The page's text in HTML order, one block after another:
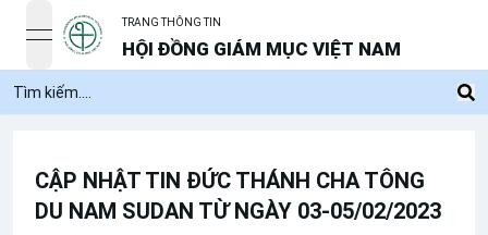
open navigation menu
TRANG THÔNG TIN
HỘI ĐỒNG GIÁM MỤC VIỆT NAM
CẬP NHẬT TIN ĐỨC THÁNH CHA TÔNG
DU NAM SUDAN TỪ NGÀY 03-05/02/2023